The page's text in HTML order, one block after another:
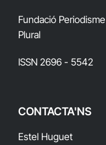
Fundació Periodisme
Plural
ISSN 2696 - 5542
CONTACTA'NS
Estel Huguet